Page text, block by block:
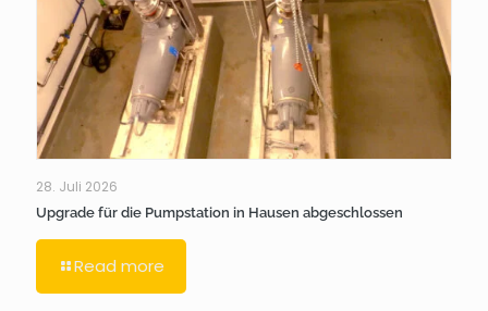
28. Juli 2026
Upgrade für die Pumpstation in Hausen abgeschlossen
Read more